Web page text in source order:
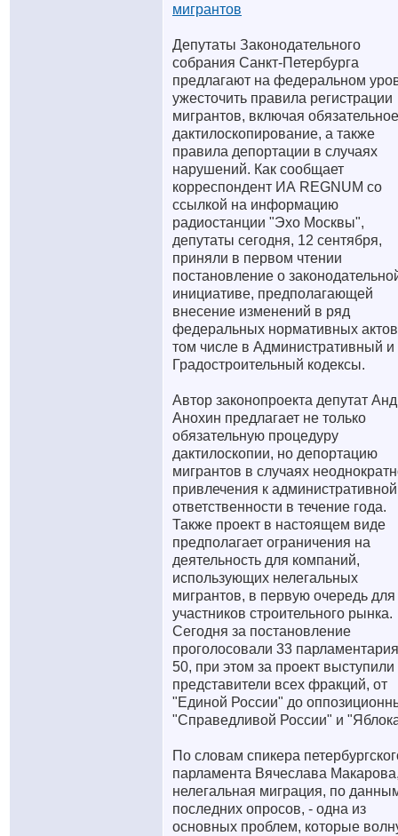
мигрантов
Депутаты Законодательного
собрания Санкт-Петербурга
предлагают на федеральном
ужесточить правила регистрации
мигрантов, включая обязательное
дактилоскопирование, а также
правила депортации в случаях
нарушений. Как сообщает
корреспондент ИА REGNUM со
ссылкой на информацию
радиостанции "Эхо Москвы",
депутаты сегодня, 12 сентября,
приняли в первом чтении
постановление о
инициативе, предполагающей
внесение изменений в ряд
федеральных нормативных
том числе в Административный и
Градостроительный кодексы.
Автор законопроекта депутат
Анохин предлагает не только
обязательную процедуру
дактилоскопии, но депортацию
мигрантов в случаях
привлечения к административной
ответственности в течение года.
Также проект в настоящем виде
предполагает ограничения на
деятельность для компаний,
использующих нелегальных
мигрантов, в первую очередь для
участников строительного рынка.
Сегодня за постановление
проголосовали 33
50, при этом за проект выступили
представители всех фракций, от
"Единой России" до
"Справедливой России" и
По словам спикера
парламента Вячеслава
нелегальная миграция, по
последних опросов, - одна из
основных проблем, которые